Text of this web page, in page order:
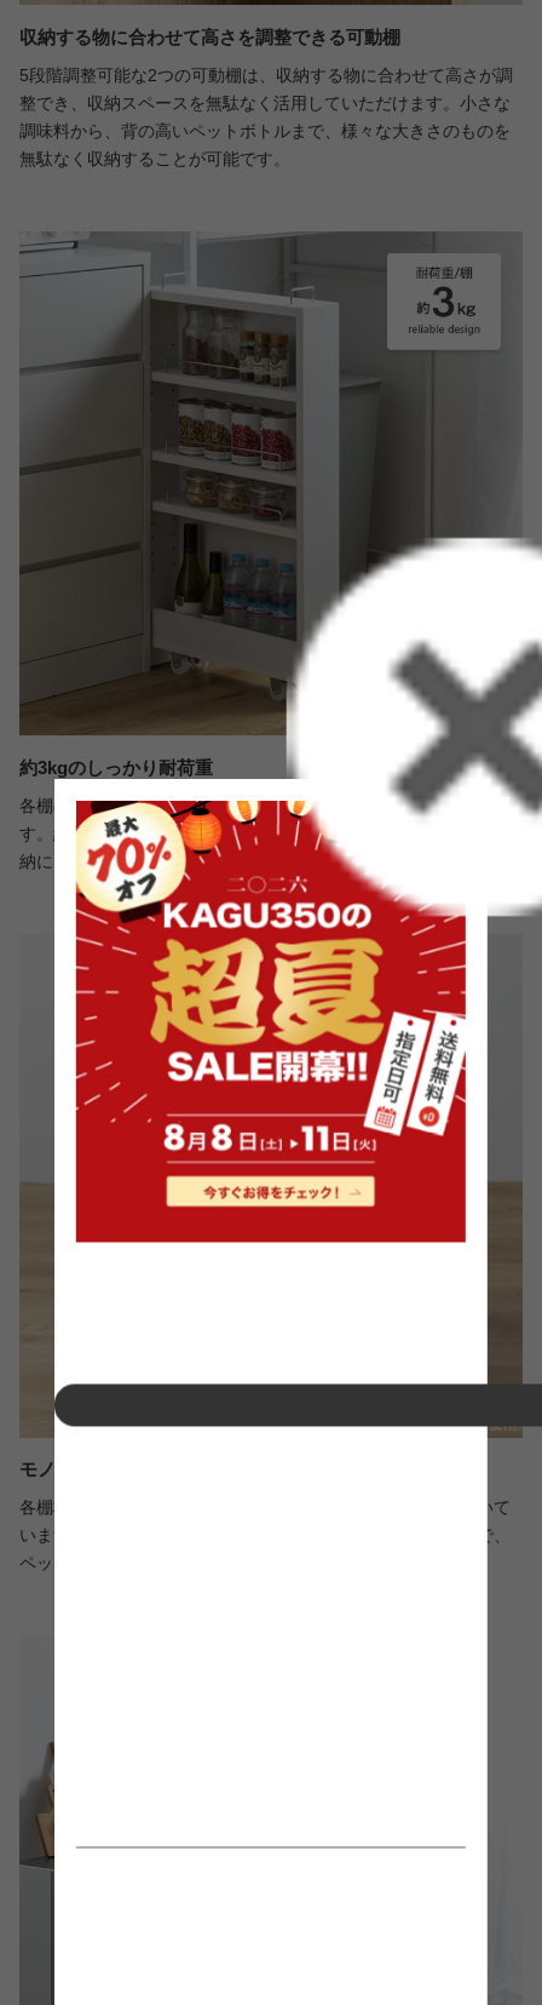
収納する物に合わせて高さを調整できる可動棚
5段階調整可能な2つの可動棚は、収納する物に合わせて高さが調
整でき、収納スペースを無駄なく活用していただけます。小さな
調味料から、背の高いペットボトルまで、様々な大きさのものを
無駄なく収納することが可能です。
約3kgのしっかり耐荷重
各棚の耐荷重は約3kgと、しっかりと物を収納することが可能で
す。細々とした普段使いする物や、食料品や洗剤のストックの収
納にも大活躍してくれます。
モノが落ちにくいストッパー付き
各棚板と天板には、収納した物の落下を防ぐストッパーが付いて
います。また、底板は深さのあるボックス型になっているので、
ペットボトルや洗剤などのストックにもピッタリです。